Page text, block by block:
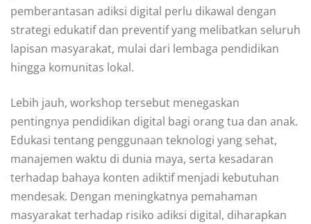
pemberantasan adiksi digital perlu dikawal dengan
strategi edukatif dan preventif yang melibatkan seluruh
lapisan masyarakat, mulai dari lembaga pendidikan
hingga komunitas lokal.
Lebih jauh, workshop tersebut menegaskan
pentingnya pendidikan digital bagi orang tua dan anak.
Edukasi tentang penggunaan teknologi yang sehat,
manajemen waktu di dunia maya, serta kesadaran
terhadap bahaya konten adiktif menjadi kebutuhan
mendesak. Dengan meningkatnya pemahaman
masyarakat terhadap risiko adiksi digital, diharapkan